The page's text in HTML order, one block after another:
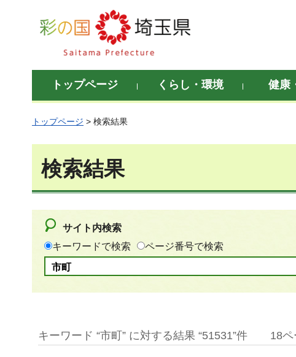
彩の国 埼玉県
トップページ くらし・環境 健康
トップページ > 検索結果
検索結果
サイト内検索
キーワードで検索
ページ番号で検索
キーワード “市町” に対する結果 “51531”件 18ペ